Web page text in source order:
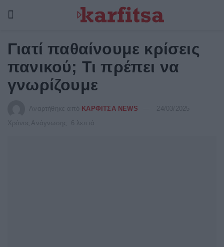
Γιατί παθαίνουμε κρίσεις
πανικού; Τι πρέπει να
γνωρίζουμε
Αναρτήθηκε από ΚΑΡΦΙΤΣΑ NEWS
24/03/2025
Χρόνος Ανάγνωσης: 6 λεπτά